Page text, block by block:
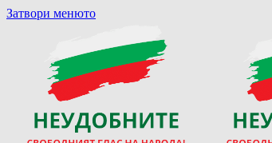
Затвори менюто